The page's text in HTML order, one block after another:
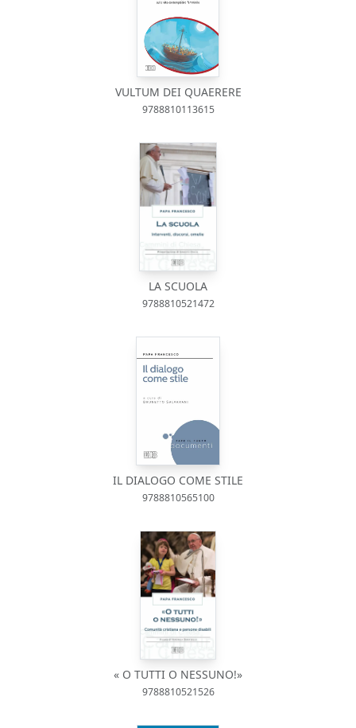
VULTUM DEI QUAERERE
9788810113615
LA SCUOLA
9788810521472
IL DIALOGO COME STILE
9788810565100
« O TUTTI O NESSUNO!»
9788810521526